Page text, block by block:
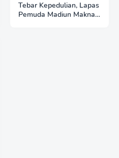
Tebar Kepedulian, Lapas
Pemuda Madiun Maknai